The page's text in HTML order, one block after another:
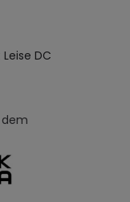
DC
dem